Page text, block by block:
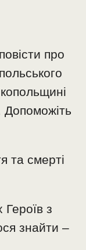
про
Допоможіть
та смерті
Героїв з
знайти –